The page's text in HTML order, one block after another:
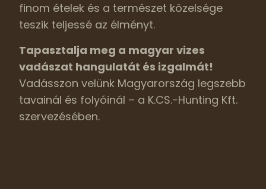
finom ételek és a természet közelsége
teszik teljessé az élményt.
Tapasztalja meg a magyar vizes
vadászat hangulatát és izgalmát!
Vadásszon velünk Magyarország legszebb
tavainál és folyóinál – a K.CS.-Hunting Kft.
szervezésében.